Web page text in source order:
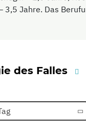
3,5 Jahre. Das
des Falles